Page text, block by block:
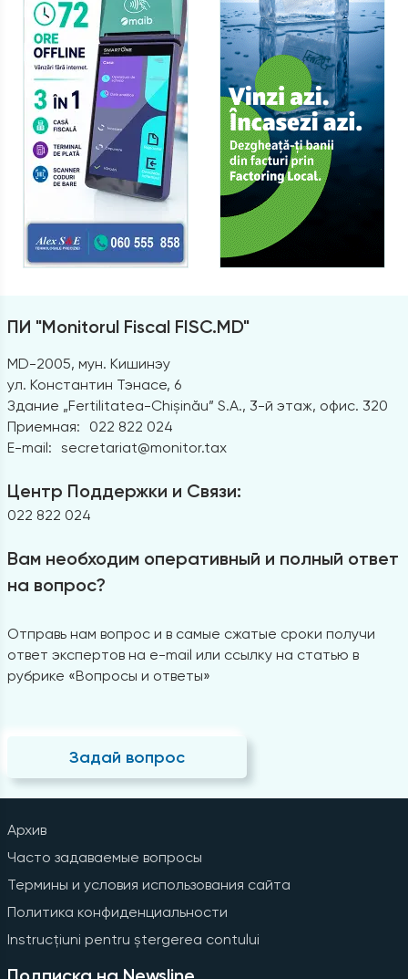
ПИ "Monitorul Fiscal FISC.MD"
MD-2005, мун. Кишинэу
ул. Константин Тэнасе, 6
Здание „Fertilitatea-Chișinău” S.A., 3-й этаж, офис. 320
Приемная:
022 822 024
E-mail: secretariat@monitor.tax
Центр Поддержки и Связи:
022 822 024
Вам необходим оперативный и полный ответ
на вопрос?
Отправь нам вопрос и в самые сжатые сроки получи
ответ экспертов на e-mail или ссылку на статью в
рубрике «Вопросы и ответы»
Задай вопрос
Архив
Часто задаваемые вопросы
Термины и условия использования сайта
Политика конфиденциальности
Instrucțiuni pentru ștergerea contului